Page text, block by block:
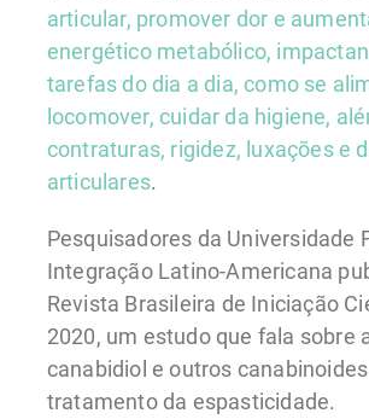
articular, promover dor e
energético metabólico,
tarefas do dia a dia, como se
locomover, cuidar da higiene,
contraturas, rigidez, luxações e
articulares.
Pesquisadores da Universidade
Integração Latino-Americana
Revista Brasileira de Iniciação
2020, um estudo que fala sobre
canabidiol e outros
tratamento da espasticidade.